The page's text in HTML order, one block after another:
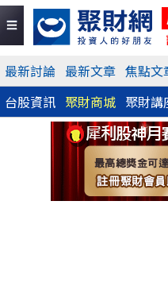
最新討論 最新文章 焦點文
台股資訊 聚財商城 聚財講